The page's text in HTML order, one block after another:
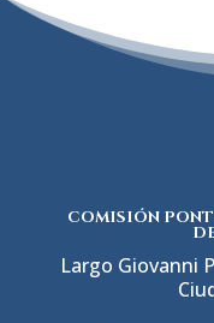
COMISIÓN
Largo Giovanni